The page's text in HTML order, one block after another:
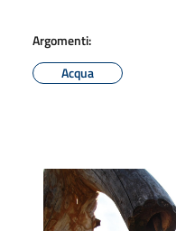
Argomenti:
Acqua